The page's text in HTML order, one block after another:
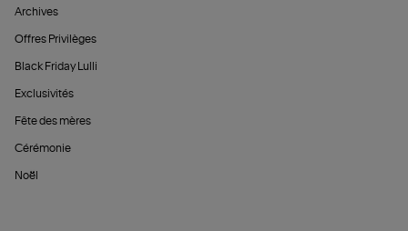
Archives
Offres Privilèges
Black Friday Lulli
Exclusivités
Fête des mères
Cérémonie
Noël